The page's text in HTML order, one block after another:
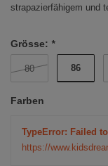
strapazierfähigem und
Grösse: *
80 86
Farben
TypeError: Failed
https://